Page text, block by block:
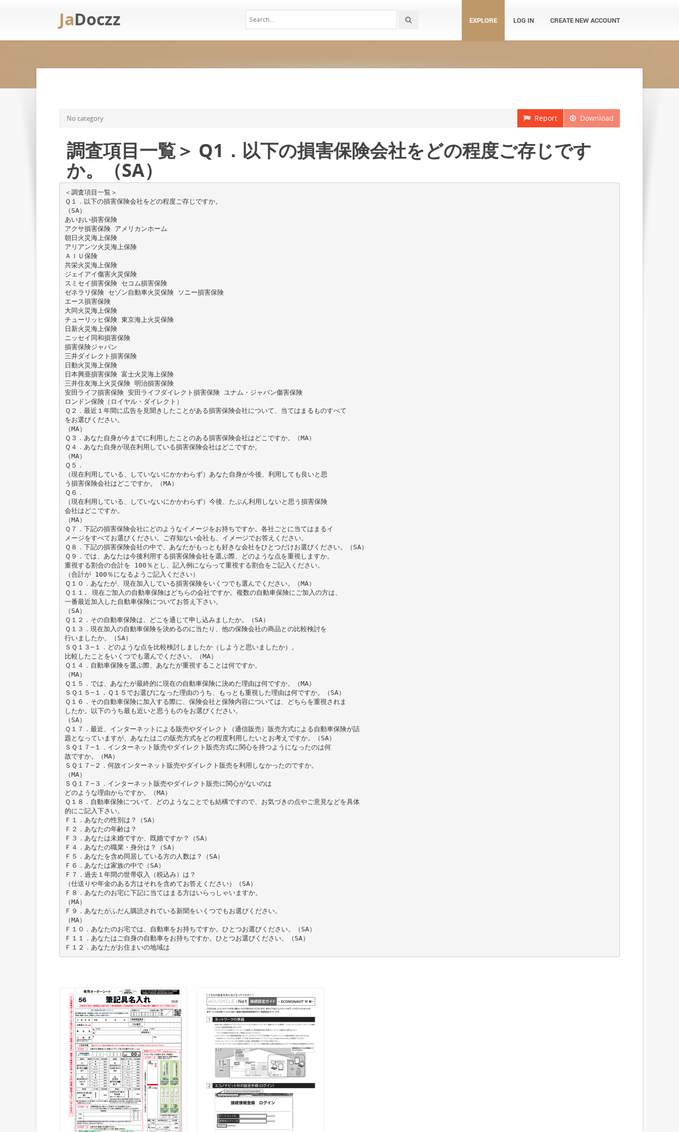
JaDoczz EXPLORE LOG IN CREATE NEW ACCOUNT
Download
Report
No category
調査項目一覧＞ Q1．以下の損害保険会社をどの程度ご存じです
か。（SA）
＜調査項目一覧＞
Ｑ１．以下の損害保険会社をどの程度ご存じですか。
（SA）
あいおい損害保険
アクサ損害保険 アメリカンホーム
朝日火災海上保険
アリアンツ火災海上保険
ＡＩＵ保険
共栄火災海上保険
ジェイアイ傷害火災保険
スミセイ損害保険 セコム損害保険
ゼネラリ保険 セゾン自動車火災保険 ソニー損害保険
エース損害保険
大同火災海上保険
チューリッヒ保険 東京海上火災保険
日新火災海上保険
ニッセイ同和損害保険
損害保険ジャパン
三井ダイレクト損害保険
日動火災海上保険
日本興亜損害保険 富士火災海上保険
三井住友海上火災保険 明治損害保険
安田ライフ損害保険 安田ライフダイレクト損害保険 ユナム・ジャパン傷害保険
ロンドン保険（ロイヤル・ダイレクト）
Ｑ２．最近１年間に広告を見聞きしたことがある損害保険会社について、当てはまるものすべて
をお選びください。
（MA）
Ｑ３．あなた自身が今までに利用したことのある損害保険会社はどこですか。（MA）
Ｑ４．あなた自身が現在利用している損害保険会社はどこですか。
（MA）
Ｑ５．
（現在利用している、していないにかかわらず）あなた自身が今後、利用しても良いと思
う損害保険会社はどこですか。（MA）
Ｑ６．
（現在利用している、していないにかかわらず）今後、たぶん利用しないと思う損害保険
会社はどこですか。
（MA）
Ｑ７．下記の損害保険会社にどのようなイメージをお持ちですか。各社ごとに当てはまるイ
メージをすべてお選びください。ご存知ない会社も、イメージでお答えください。
Ｑ８．下記の損害保険会社の中で、あなたがもっとも好きな会社をひとつだけお選びください。（SA）
Ｑ９．では、あなたは今後利用する損害保険会社を選ぶ際、どのような点を重視しますか。
重視する割合の合計を 100％とし、記入例にならって重視する割合をご記入ください。
（合計が 100％になるようご記入ください）
Ｑ１０．あなたが、現在加入している損害保険をいくつでも選んでください。（MA）
Ｑ１１. 現在ご加入の自動車保険はどちらの会社ですか。複数の自動車保険にご加入の方は、
一番最近加入した自動車保険についてお答え下さい。
（SA）
Ｑ１２．その自動車保険は、どこを通じて申し込みましたか。（SA）
Ｑ１３．現在加入の自動車保険を決めるのに当たり、他の保険会社の商品との比較検討を
行いましたか。（SA）
ＳＱ１３−１．どのような点を比較検討しましたか（しようと思いましたか）。
比較したことをいくつでも選んでください。（MA）
Ｑ１４．自動車保険を選ぶ際、あなたが重視することは何ですか。
（MA）
Ｑ１５．では、あなたが最終的に現在の自動車保険に決めた理由は何ですか。（MA）
ＳＱ１５−１．Ｑ１５でお選びになった理由のうち、もっとも重視した理由は何ですか。（SA）
Ｑ１６．その自動車保険に加入する際に、保険会社と保険内容については、どちらを重視されま
したか。以下のうち最も近いと思うものをお選びください。
（SA）
Ｑ１７．最近、インターネットによる販売やダイレクト（通信販売）販売方式による自動車保険が話
題となっていますが、あなたはこの販売方式をどの程度利用したいとお考えですか。（SA）
ＳＱ１７−１．インターネット販売やダイレクト販売方式に関心を持つようになったのは何
故ですか。（MA）
ＳＱ１７−２．何故インターネット販売やダイレクト販売を利用しなかったのですか。
（MA）
ＳＱ１７−３．インターネット販売やダイレクト販売に関心がないのは
どのような理由からですか。（MA）
Ｑ１８．自動車保険について、どのようなことでも結構ですので、お気づきの点やご意見などを具体
的にご記入下さい。
Ｆ１．あなたの性別は？（SA）
Ｆ２．あなたの年齢は？
Ｆ３．あなたは未婚ですか、既婚ですか？（SA）
Ｆ４．あなたの職業・身分は？（SA）
Ｆ５．あなたを含め同居している方の人数は？（SA）
Ｆ６．あなたは家族の中で（SA）
Ｆ７．過去１年間の世帯収入（税込み）は？
（仕送りや年金のある方はそれを含めてお答えください）（SA）
Ｆ８．あなたのお宅に下記に当てはまる方はいらっしゃいますか。
（MA）
Ｆ９．あなたがふだん購読されている新聞をいくつでもお選びください。
（MA）
Ｆ１０．あなたのお宅では、自動車をお持ちですか。ひとつお選びください。（SA）
Ｆ１１．あなたはご自身の自動車をお持ちですか。ひとつお選びください。（SA）